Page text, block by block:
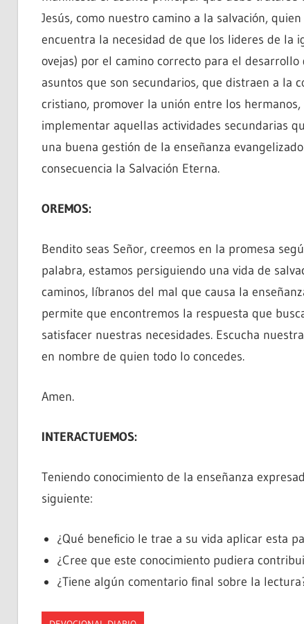
Jesús, como nuestro camino a la salvación,
encuentra la necesidad de que los lideres de la
ovejas) por el camino correcto para el
asuntos que son secundarios, que distraen a la
cristiano, promover la unión entre los
implementar aquellas actividades secundarias
una buena gestión de la enseñanza
consecuencia la Salvación Eterna.
OREMOS:
Bendito seas Señor, creemos en la promesa
palabra, estamos persiguiendo una vida de
caminos, líbranos del mal que causa la
permite que encontremos la respuesta que
satisfacer nuestras necesidades. Escucha
en nombre de quien todo lo concedes.
Amen.
INTERACTUEMOS:
Teniendo conocimiento de la enseñanza
siguiente:
¿Qué beneficio le trae a su vida aplicar esta
¿Cree que este conocimiento pudiera
¿Tiene algún comentario final sobre la